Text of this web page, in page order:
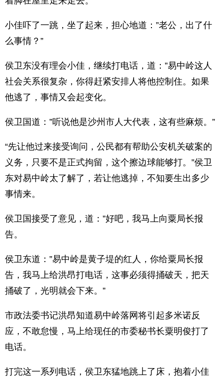
小佳吓了一跳，坐了起来，担心地道：”老公，出了什
么事情？”
侯卫东没有理会小佳，继续打电话，道：”易中岭这人
社会关系很复杂，你得赶紧安排人将他控制住。如果
他逃了，事情又会起变化。
侯卫国道：”听说他是沙州市人大代表，这有些麻烦。”
“先让他过来接受询问，公民都有帮助公安机关破案的
义务，只要不是正式拘留，这个擦边球能够打。”侯卫
东对易中岭太了解了，若让他逃掉，不知要生出多少
事情来。
侯卫国接受了意见，道：”好吧，我马上向粟局长报
告。
侯卫东道：”易中岭是黄子堤的红人，你给粟局长报
告，我马上给洪昂打电话，这事必须得捅破天，把天
捅破了，光明就会下来。”
市政法委书记洪昂知道易中岭落网将引起多米诺反
应，不敢怠慢，马上给现任的市委秘书长粟明俊打了
电话。
打完这一系列电话，侯卫东猛地跳上了床，抱着小佳